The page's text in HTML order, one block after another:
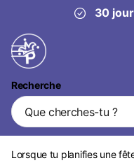
30
Recherche
Décoration
Lorsque tu planifies une